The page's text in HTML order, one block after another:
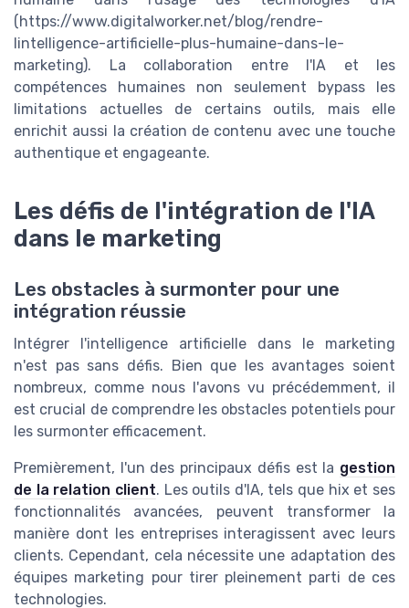
(https://www.digitalworker.net/blog/rendre-
lintelligence-artificielle-plus-humaine-dans-le-
marketing). La collaboration entre l'IA et les
compétences humaines non seulement bypass les
limitations actuelles de certains outils, mais elle
enrichit aussi la création de contenu avec une touche
authentique et engageante.
Les défis de l'intégration de l'IA
dans le marketing
Les obstacles à surmonter pour une
intégration réussie
Intégrer l'intelligence artificielle dans le marketing
n'est pas sans défis. Bien que les avantages soient
nombreux, comme nous l'avons vu précédemment, il
est crucial de comprendre les obstacles potentiels pour
les surmonter efficacement.
Premièrement, l'un des principaux défis est la gestion
de la relation client. Les outils d'IA, tels que hix et ses
fonctionnalités avancées, peuvent transformer la
manière dont les entreprises interagissent avec leurs
clients. Cependant, cela nécessite une adaptation des
équipes marketing pour tirer pleinement parti de ces
technologies.